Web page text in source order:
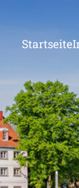
Startseite